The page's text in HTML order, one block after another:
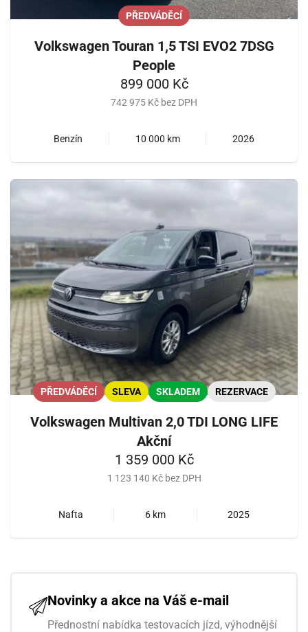
PŘEDVÁDĚCÍ
Volkswagen Touran 1,5 TSI EVO2 7DSG
People
899 000 Kč
742 975 Kč bez DPH
Benzín 10 000 km 2026
PŘEDVÁDĚCÍ SLEVA SKLADEM REZERVACE
Volkswagen Multivan 2,0 TDI LONG LIFE
Akční
1 359 000 Kč
1 123 140 Kč bez DPH
Nafta 6 km 2025
Novinky a akce na Váš e-mail
Přednostní nabídka testovacích jízd, výhodnější